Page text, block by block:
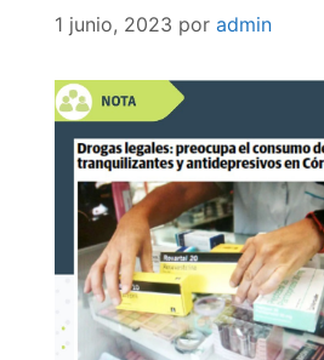
1 junio, 2023 por admin